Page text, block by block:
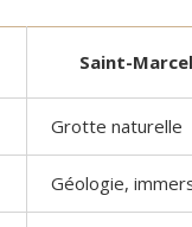
Saint-Marcel
Grotte naturelle
Géologie,